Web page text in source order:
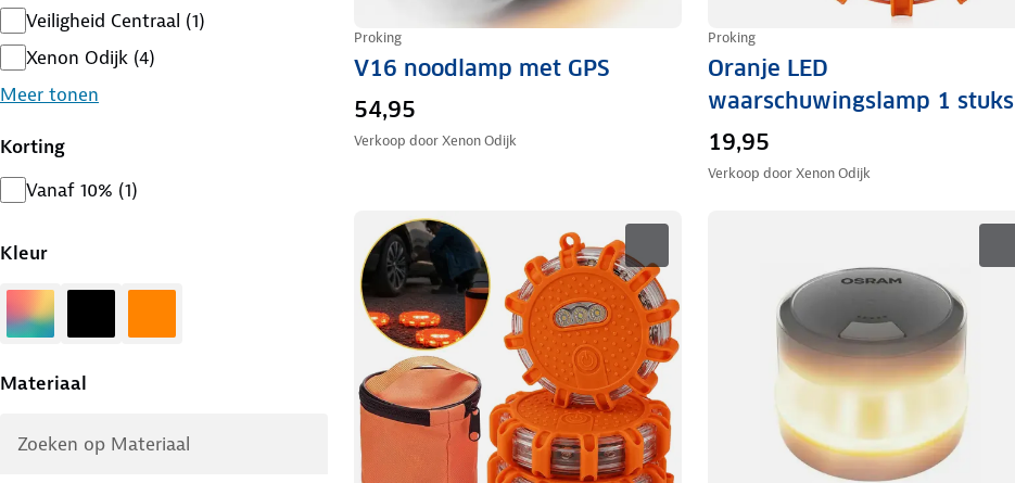
Veiligheid Centraal (1)
Xenon Odijk (4)
Meer tonen
Korting
Vanaf 10% (1)
Kleur
Diversen
Materiaal
Proking
V16 noodlamp met GPS
54,95
Verkoop doorXenon Odijk
Proking
Oranje LED
waarschuwingslamp 1 stuks
19,95
Verkoop doorXenon Odijk